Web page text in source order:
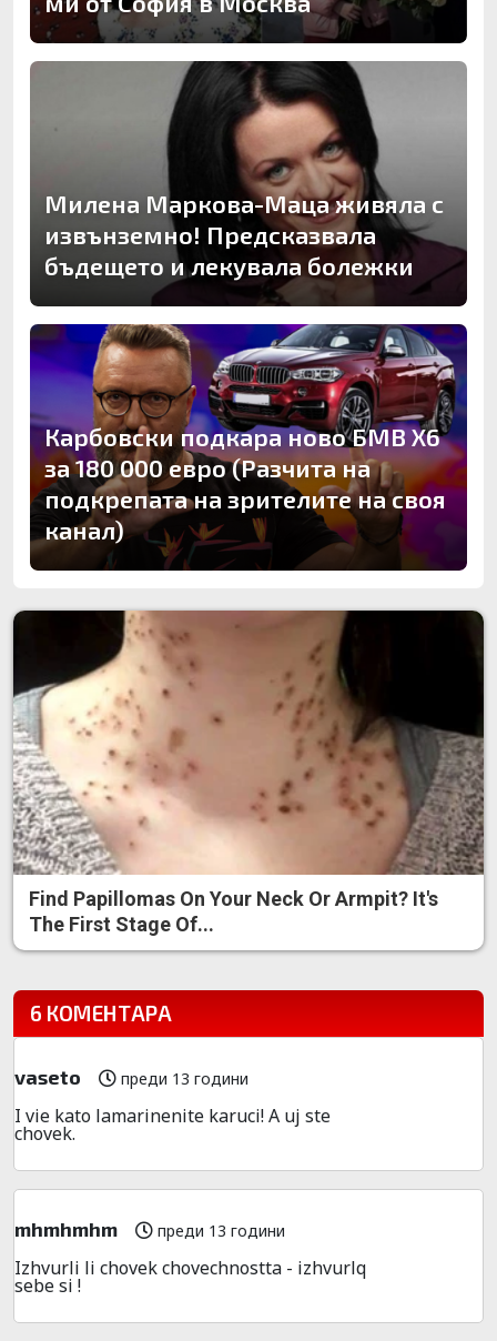
Милена Маркова-Маца живяла с
извънземно! Предсказвала
бъдещето и лекувала болежки
Карбовски подкара ново БМВ Х6
за 180 000 евро (Разчита на
подкрепата на зрителите на своя
канал)
Find Papillomas On Your Neck Or Armpit? It's
The First Stage Of...
6 КОМЕНТАРА
vaseto преди 13 години
I vie kato lamarinenite karuci! A uj ste
chovek.
mhmhmhm преди 13 години
Izhvurli li chovek chovechnostta - izhvurlq
sebe si !